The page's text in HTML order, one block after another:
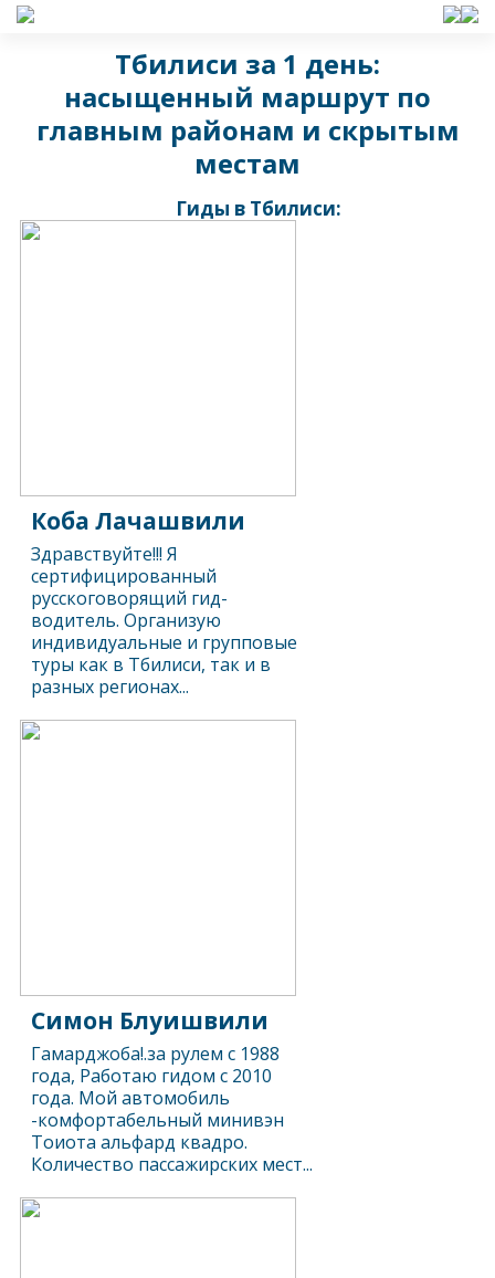
Тбилиси за 1 день:
насыщенный маршрут по
главным районам и скрытым
местам
Гиды в Тбилиси:
Коба Лачашвили
Здравствуйте!!! Я
сертифицированный
русскоговорящий гид-
водитель. Организую
индивидуальные и групповые
туры как в Тбилиси, так и в
разных регионах...
Симон Блуишвили
Гамарджоба!.за рулем с 1988
года, Работаю гидом с 2010
года. Мой автомобиль
-комфортабельный минивэн
Тоиота альфард квадро.
Количество пассажирских мест...